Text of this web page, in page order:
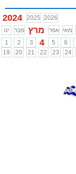
2024 2025 2026
ינו
פבר מרץ אפר מאי
1
2 3 4 5 6
19
20 21 22 23 24